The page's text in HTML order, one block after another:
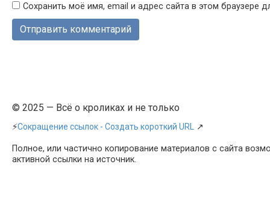
Сохранить моё имя, email и адрес сайта в этом браузере
© 2025 — Всё о кроликах и не только
⚡Сокращение ссылок - Создать короткий URL ↗
Полное, или частично копирование материалов с сайта
активной ссылки на источник.